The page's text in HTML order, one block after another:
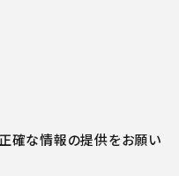
確な情報の提供をお願い